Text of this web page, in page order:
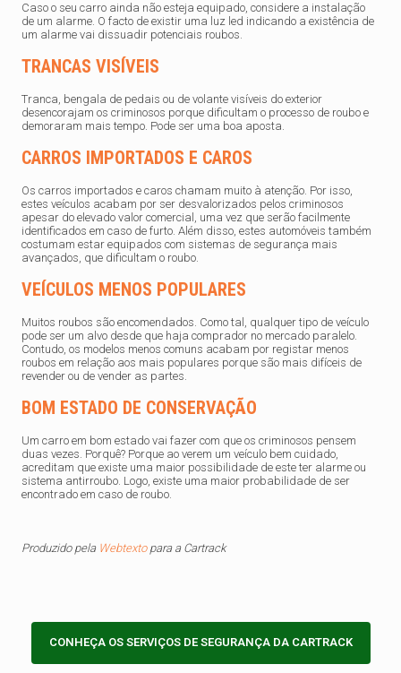
Caso o seu carro ainda não esteja equipado, considere a instalação
de um alarme. O facto de existir uma luz led indicando a existência de
um alarme vai dissuadir potenciais roubos.
TRANCAS VISÍVEIS
Tranca, bengala de pedais ou de volante visíveis do exterior
desencorajam os criminosos porque dificultam o processo de roubo e
demoraram mais tempo. Pode ser uma boa aposta.
CARROS IMPORTADOS E CAROS
Os carros importados e caros chamam muito à atenção. Por isso,
estes veículos acabam por ser desvalorizados pelos criminosos
apesar do elevado valor comercial, uma vez que serão facilmente
identificados em caso de furto. Além disso, estes automóveis também
costumam estar equipados com sistemas de segurança mais
avançados, que dificultam o roubo.
VEÍCULOS MENOS POPULARES
Muitos roubos são encomendados. Como tal, qualquer tipo de veículo
pode ser um alvo desde que haja comprador no mercado paralelo.
Contudo, os modelos menos comuns acabam por registar menos
roubos em relação aos mais populares porque são mais difíceis de
revender ou de vender as partes.
BOM ESTADO DE CONSERVAÇÃO
Um carro em bom estado vai fazer com que os criminosos pensem
duas vezes. Porquê? Porque ao verem um veículo bem cuidado,
acreditam que existe uma maior possibilidade de este ter alarme ou
sistema antirroubo. Logo, existe uma maior probabilidade de ser
encontrado em caso de roubo.
Produzido pela Webtextopara a Cartrack
CONHEÇA OS SERVIÇOS DE SEGURANÇA DA CARTRACK